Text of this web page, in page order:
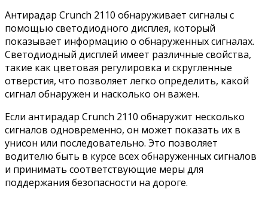
Антирадар Crunch 2110 обнаруживает сигналы с
помощью светодиодного дисплея, который
показывает информацию о обнаруженных сигналах.
Светодиодный дисплей имеет различные свойства,
такие как цветовая регулировка и скругленные
отверстия, что позволяет легко определить, какой
сигнал обнаружен и насколько он важен.
Если антирадар Crunch 2110 обнаружит несколько
сигналов одновременно, он может показать их в
унисон или последовательно. Это позволяет
водителю быть в курсе всех обнаруженных сигналов
и принимать соответствующие меры для
поддержания безопасности на дороге.